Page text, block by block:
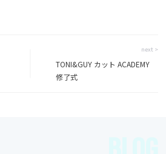
next >
TONI&GUY カット ACADEMY
修了式